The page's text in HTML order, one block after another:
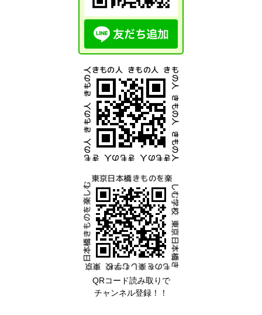
QRコード読み取りで
チャンネル登録！！